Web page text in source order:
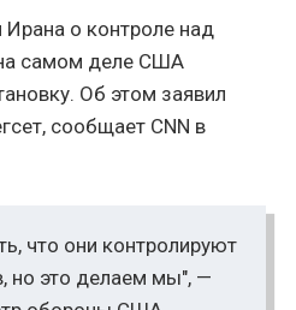
Ирана о контроле над
самом деле США
Об этом заявил
сообщает CNN в
что они контролируют
но это делаем мы", —